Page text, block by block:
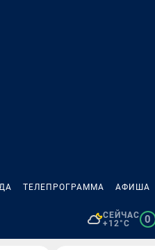
ТЕЛЕПРОГРАММА АФИША
СЕЙЧАС
+12°C
0